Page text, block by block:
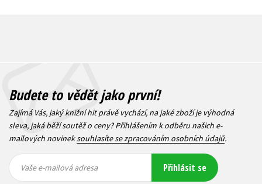
Budete to vědět jako první!
Zajímá Vás, jaký knižní hit právě vychází, na jaké zboží je výhodná
sleva, jaká běží soutěž o ceny? Přihlášením k odběru našich e-
mailových novineksouhlasíte se zpracováním osobních údajů.
mailová
mailová
Vaše e-mailová adresa Přihlásit se